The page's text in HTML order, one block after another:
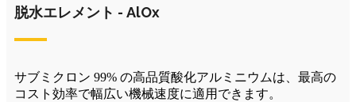
脱水エレメント - AlOx
サブミクロン 99% の高品質酸化アルミニウムは、最高の
コスト効率で幅広い機械速度に適用できます。